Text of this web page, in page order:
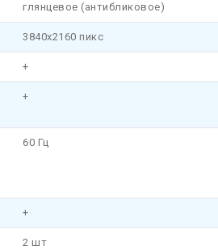
глянцевое (антибликовое)
3840x2160 пикс
+
+
60 Гц
+
2 шт